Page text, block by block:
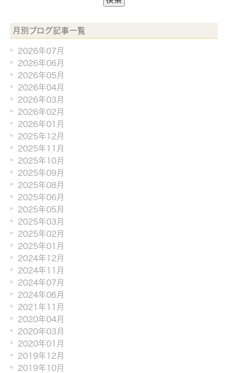
月別ブログ記事一覧
2026年07月
2026年06月
2026年05月
2026年04月
2026年03月
2026年02月
2026年01月
2025年12月
2025年11月
2025年10月
2025年09月
2025年08月
2025年06月
2025年05月
2025年03月
2025年02月
2025年01月
2024年12月
2024年11月
2024年07月
2024年06月
2021年11月
2020年04月
2020年03月
2020年01月
2019年12月
2019年10月